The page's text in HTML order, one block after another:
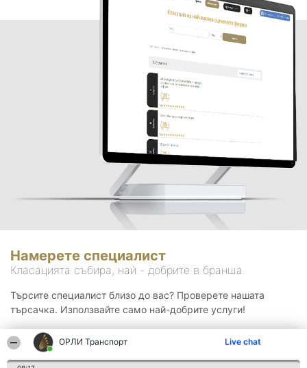
ОРЛИ Транспорт Live chat
Намерете специалист
Класацията събира, най - добрите в бранша.
Търсите специалист близо до вас? Проверете нашата
търсачка. Използвайте само най-добрите услуги!